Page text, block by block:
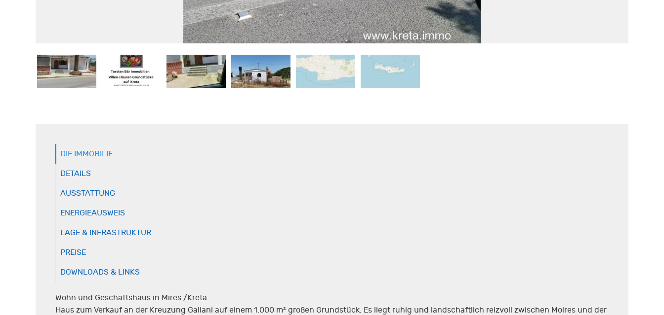
DIE IMMOBILIE
DETAILS
AUSSTATTUNG
ENERGIEAUSWEIS
LAGE & INFRASTRUKTUR
PREISE
DOWNLOADS & LINKS
Wohn und Geschäftshaus in Mires /Kreta
Haus zum Verkauf an der Kreuzung Galiani auf einem 1.000 m² großen Grundstück. Es liegt ruhig und landschaftlich reizvoll zwischen Moires und der